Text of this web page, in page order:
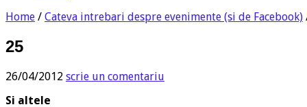
Home / Cateva intrebari despre evenimente (si de Facebook)
25
26/04/2012 scrie un comentariu
Si altele